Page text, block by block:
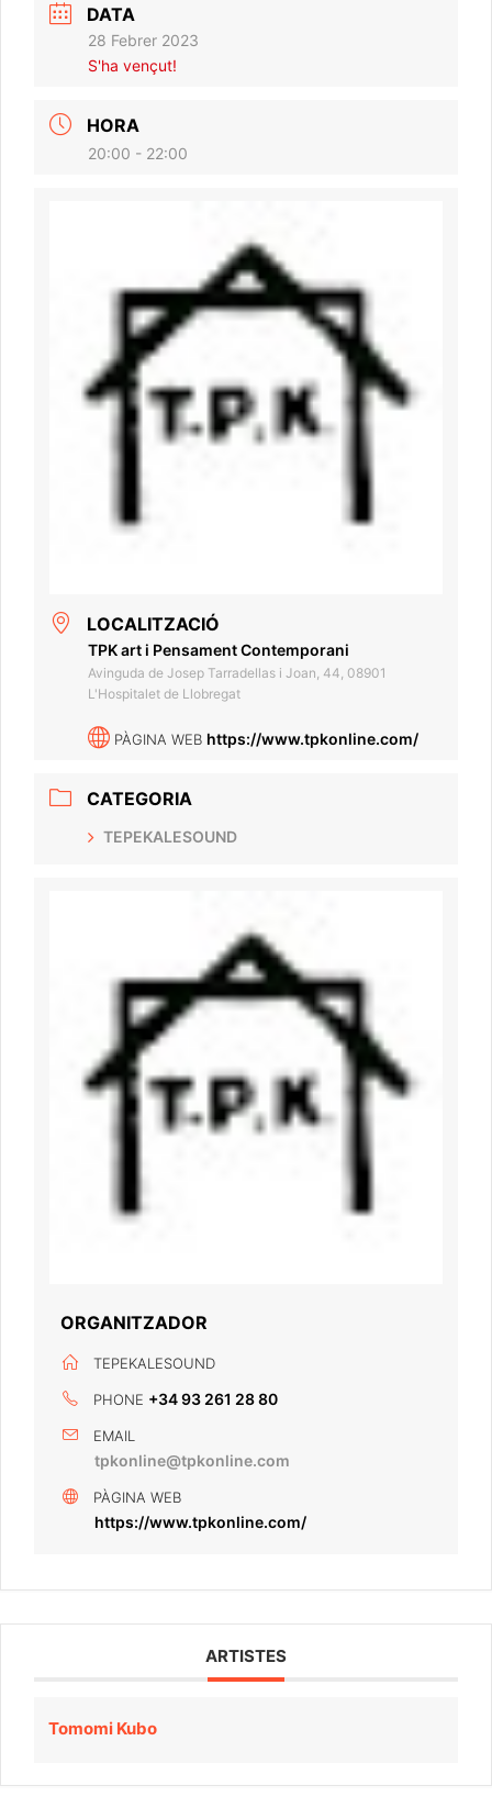
DATA
28 Febrer 2023
S'ha vençut!
HORA
20:00 - 22:00
LOCALITZACIÓ
TPK art i Pensament Contemporani
Avinguda de Josep Tarradellas i Joan, 44, 08901
L'Hospitalet de Llobregat
PÀGINA WEB https://www.tpkonline.com/
CATEGORIA
TEPEKALESOUND
ORGANITZADOR
TEPEKALESOUND
PHONE +34 93 261 28 80
EMAIL
tpkonline@tpkonline.com
PÀGINA WEB
https://www.tpkonline.com/
ARTISTES
Tomomi Kubo